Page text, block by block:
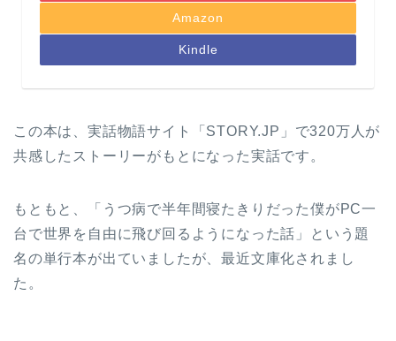
Amazon
Kindle
この本は、実話物語サイト「STORY.JP」で320万人が
共感したストーリーがもとになった実話です。
もともと、「うつ病で半年間寝たきりだった僕がPC一
台で世界を自由に飛び回るようになった話」という題
名の単行本が出ていましたが、最近文庫化されまし
た。